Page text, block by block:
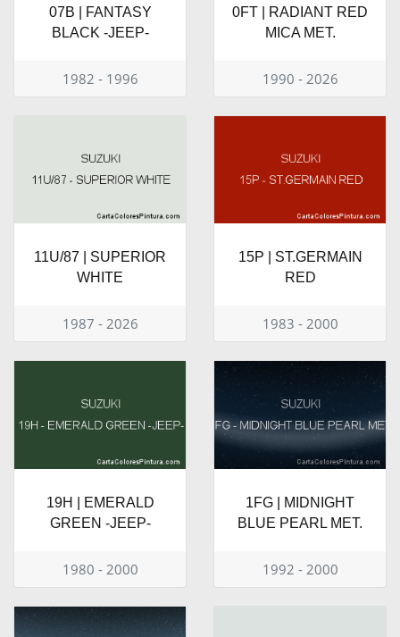
07B | FANTASY
BLACK -JEEP-
1982 - 1996
0FT | RADIANT RED
MICA MET.
1990 - 2026
11U/87 | SUPERIOR
WHITE
1987 - 2026
15P | ST.GERMAIN
RED
1983 - 2000
19H | EMERALD
GREEN -JEEP-
1980 - 2000
1FG | MIDNIGHT
BLUE PEARL MET.
1992 - 2000